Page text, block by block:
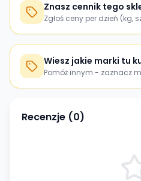
Znasz cennik tego
Zgłoś ceny per dzień (kg,
Wiesz jakie marki tu
Pomóż innym - zaznacz
Recenzje (0)